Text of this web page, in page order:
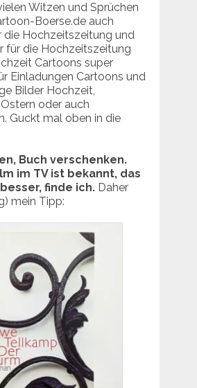
Witzen und Sprüchen
Boerse.de auch
die Hochzeitszeitung und
für die Hochzeitszeitung
Cartoons super
Einladungen Cartoons und
Bilder Hochzeit,
oder auch
Guckt mal oben in die
Buch verschenken.
im TV ist bekannt, das
finde ich.Daher
mein Tipp: